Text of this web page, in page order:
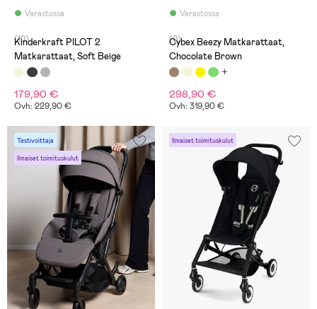
Varastossa
(10)
Kinderkraft PILOT 2
Matkarattaat, Soft Beige
179,90 €
Ovh: 229,90 €
Varastossa
(0)
Cybex Beezy Matkarattaat,
Chocolate Brown
298,90 €
Ovh: 319,90 €
Testivoittaja
Ilmaiset toimituskulut
Ilmaiset toimituskulut